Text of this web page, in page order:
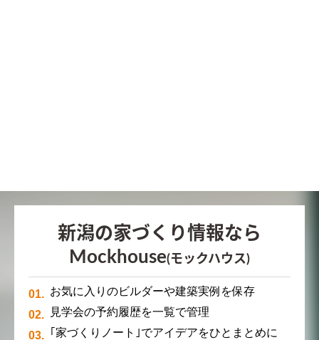
新潟の家づくり情報なら
Mockhouse(モックハウス)
お気に入りのビルダーや建築実例を保存
見学会の予約履歴を一覧で管理
｢家づくりノート｣でアイデアをひとまとめに